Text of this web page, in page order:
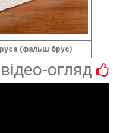
(фальш брус)
огляд